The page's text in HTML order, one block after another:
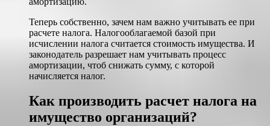
Теперь собственно, зачем нам важно учитывать ее при
расчете налога. Налогооблагаемой базой при
исчислении налога считается стоимость имущества. И
законодатель разрешает нам учитывать процесс
амортизации, чтоб снижать сумму, с которой
начисляется налог.
Как производить расчет налога на
имущество организаций?